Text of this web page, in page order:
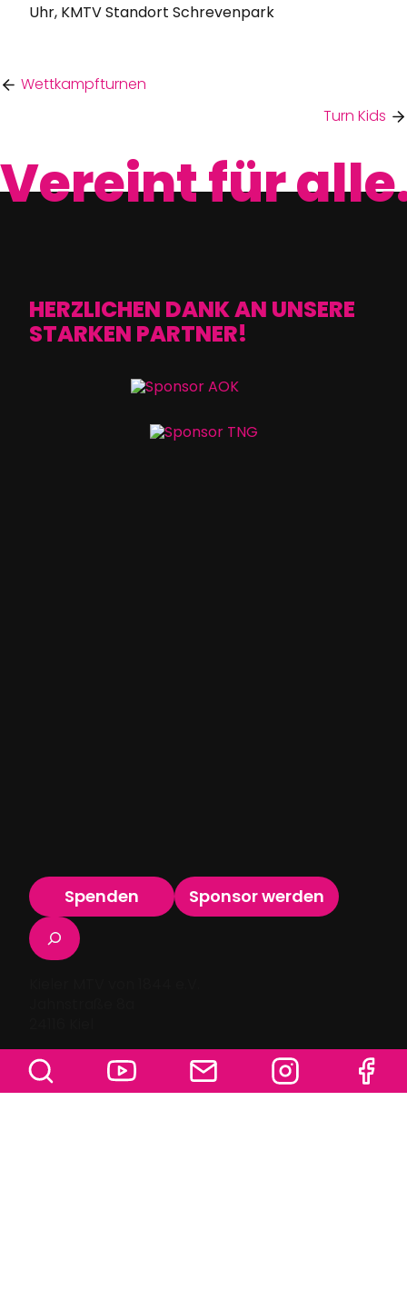
Uhr, KMTV Standort Schrevenpark
Wettkampfturnen
Turn Kids
Vereint für
HERZLICHEN DANK AN UNSERE
STARKEN PARTNER!
Spenden Sponsor werden
Suchen